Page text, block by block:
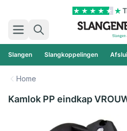
Zoek
Slangen Slangkoppelingen
Home
Kamlok PP eindkap